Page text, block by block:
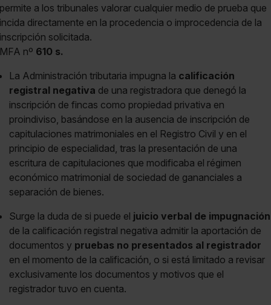
permite a los tribunales valorar cualquier medio de prueba que
incida directamente en la procedencia o improcedencia de la
inscripción solicitada.
MFA nº 610 s.
La Administración tributaria impugna la calificación
registral negativa de una registradora que denegó la
inscripción de fincas como propiedad privativa en
proindiviso, basándose en la ausencia de inscripción de
capitulaciones matrimoniales en el Registro Civil y en el
principio de especialidad, tras la presentación de una
escritura de capitulaciones que modificaba el régimen
económico matrimonial de sociedad de gananciales a
separación de bienes.
Surge la duda de si puede el juicio verbal de impugnación
de la calificación registral negativa admitir la aportación de
documentos y pruebas no presentados al registrador
en el momento de la calificación, o si está limitado a revisar
exclusivamente los documentos y motivos que el
registrador tuvo en cuenta.